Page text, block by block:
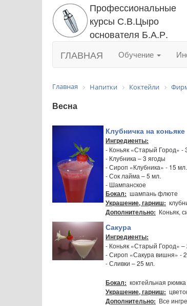
Профессиональные
курсы С.В.Цыро
основателя Б.А.Р.
ГЛАВНАЯ Обучение
Главная Напитки Коктейли
Весна
Клубничка на коньяке
Ингредиенты:
- Коньяк «Старый Город» -
- Клубника – 3 ягоды
- Сироп «Клубника» - 15 мл.
- Сок лайма – 5 мл.
- Шампанское
Бокал: шампань флюте
Украшение, гарниш:
Дополнительно: Коньяк,
Сакура
Ингредиенты:
- Коньяк «Старый Город» –
- Сироп «Сакура вишня» -
- Сливки – 25 мл.
Бокал: коктейльная рюмка
Украшение, гарниш:
Дополнительно: Все